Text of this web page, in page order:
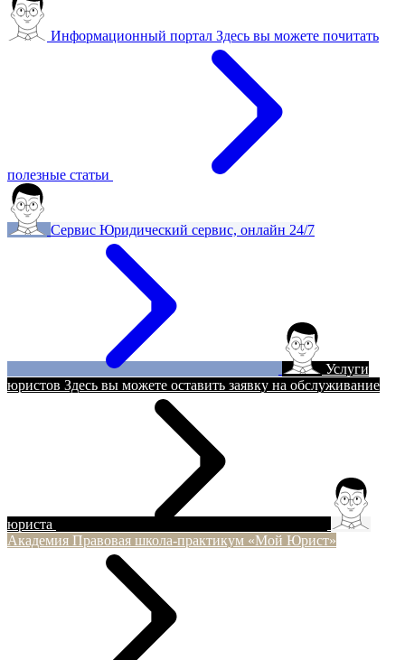
Информационный портал Здесь вы можете почитать
полезные статьи
Сервис Юридический сервис, онлайн 24/7
Услуги
юристов Здесь вы можете оставить заявку на обслуживание
юриста
Академия Правовая школа-практикум «Мой Юрист»